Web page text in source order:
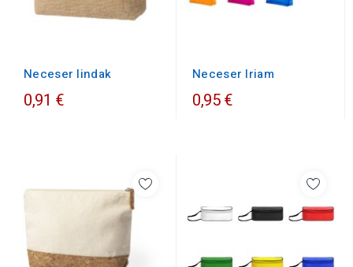
Neceser lindak
0,91 €
Neceser Iriam
0,95 €